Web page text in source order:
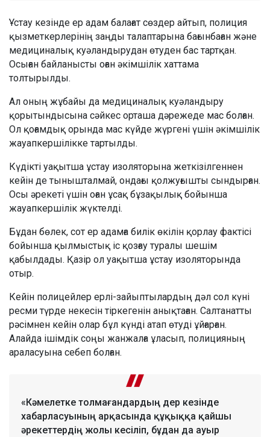
Ұстау кезінде ер адам балағат сөздер айтып, полиция
қызметкерлерінің заңды талаптарына бағынбаған және
медициналық куәландырудан өтуден бас тартқан.
Осыған байланысты оған әкімшілік хаттама
толтырылды.
Ал оның жұбайы да медициналық куәландыру
қорытындысына сәйкес орташа дәрежеде мас болған.
Ол қоғамдық орында мас күйде жүргені үшін әкімшілік
жауапкершілікке тартылды.
Күдікті уақытша ұстау изоляторына жеткізілгеннен
кейін де тынышталмай, ондағы қолжуғышты сындырған.
Осы әрекеті үшін оған ұсақ бұзақылық бойынша
жауапкершілік жүктелді.
Бұдан бөлек, сот ер адамға билік өкілін қорлау фактісі
бойынша қылмыстық іс қозғау туралы шешім
қабылдады. Қазір ол уақытша ұстау изоляторында
отыр.
Кейін полицейлер ерлі-зайыптылардың дәл сол күні
ресми түрде некесін тіркегенін анықтаған. Салтанатты
рәсімнен кейін олар бұл күнді атап өтуді ұйғарған.
Алайда ішімдік соңы жанжалға ұласып, полицияның
араласуына себеп болған.
«Кәмелетке толмағандардың дер кезінде
хабарласуының арқасында құқыққа қайшы
әрекеттердің жолы кесіліп, бұдан да ауыр